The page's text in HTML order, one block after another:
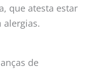
que atesta estar
alergias.
de